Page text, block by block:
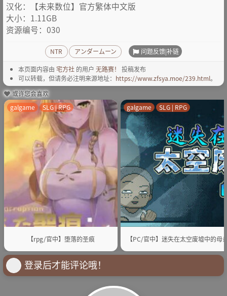
汉化：【未来数位】官方繁体中文版
大小：1.11GB
资源编号：030
NTR アンダームーン 问题反馈|补链
本页面内容由 宅方社 的用户 无路赛！
投稿发布
可以转载，但请务必注明来源地址： https://www.zfsya.moe/239.html。
或许您会喜欢
【rpg/官中】堕落的圣痕
galgame SLG | RPG
【PC/官中】迷失在太空废墟中的母
galgame SLG | RPG
登录后才能评论哦！